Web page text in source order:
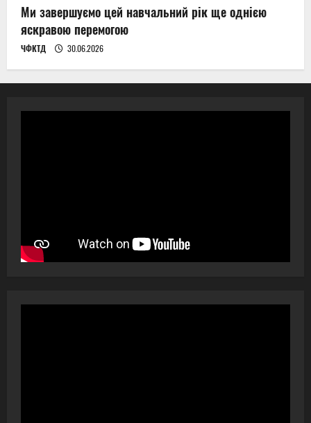
Ми завершуємо цей навчальний рік ще однією
яскравою перемогою
ЧФКТД 30.06.2026